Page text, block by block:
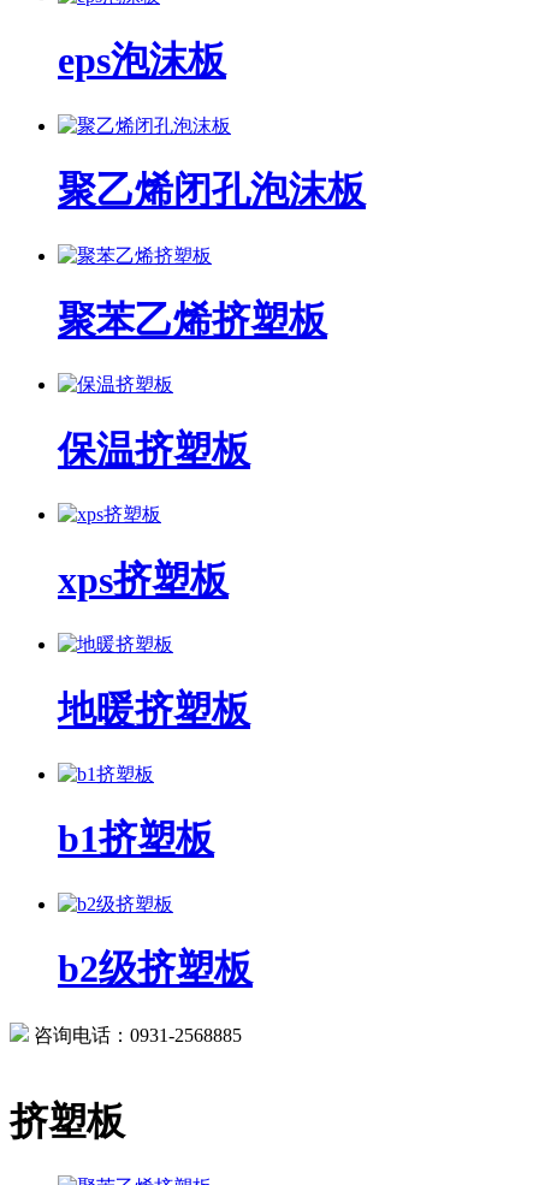
eps泡沫板
聚乙烯闭孔泡沫板
聚苯乙烯挤塑板
保温挤塑板
xps挤塑板
地暖挤塑板
b1挤塑板
b2级挤塑板
咨询电话：0931-2568885
挤塑板